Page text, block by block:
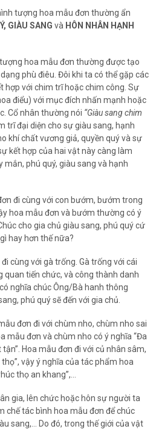
tượng hoa mẫu đơn thường ẩn
GIÀU SANG và HÔN NHÂN HẠNH
hoa mẫu đơn thường được tạo
phù điêu. Đôi khi ta có thể gặp các
hợp với chim trĩ hoặc chim công. Sự
điểu) với mục đích nhấn mạnh hoặc
Cổ nhân thường nói “Giàu sang chim
trĩ đại diện cho sự giàu sang, hạnh
khí chất vương giả, quyền quý và sự
kết hợp của hai vật này càng làm
phú quý, giàu sang và hạnh
đi cùng với con bướm, bướm trong
hoa mẫu đơn và bướm thường có ý
cho gia chủ giàu sang, phú quý cứ
hay hơn thế nữa?
cùng với gà trống. Gà trống với cái
quan tiến chức, và công thành danh
nghĩa chúc Ông/Bà hanh thông
phú quý sẽ đến với gia chủ.
đơn đi với chùm nho, chùm nho sai
mẫu đơn và chùm nho có ý nghĩa “Đa
Hoa mẫu đơn đi với củ nhân sâm,
vậy ý nghĩa của tác phẩm hoa
thọ an khang”,…
gia, lên chức hoặc hôn sự người ta
chế tác bình hoa mẫu đơn để chúc
sang,… Do đó, trong thế giới của vật